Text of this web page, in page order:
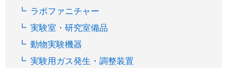
ラボファニチャー
実験室・研究室備品
動物実験機器
実験用ガス発生・調整装置